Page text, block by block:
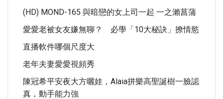
(HD) MOND-165 與暗戀的女上司一起 一之瀨菖蒲
愛愛老被女友嫌無聊？ 必學「10大秘訣」撩情慾
直播軟件哪個尺度大
老年夫妻愛愛視頻秀
陳冠希平安夜大方曬娃，Alaia拼樂高聖誕樹一臉認
真，動手能力強